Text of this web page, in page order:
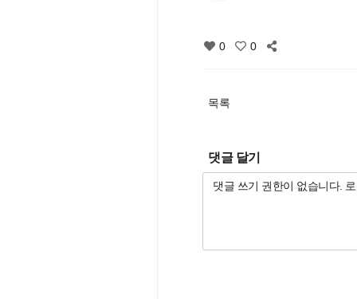
0 0
목록
댓글 달기